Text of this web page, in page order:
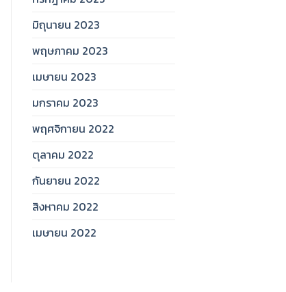
มิถุนายน 2023
พฤษภาคม 2023
เมษายน 2023
มกราคม 2023
พฤศจิกายน 2022
ตุลาคม 2022
กันยายน 2022
สิงหาคม 2022
เมษายน 2022